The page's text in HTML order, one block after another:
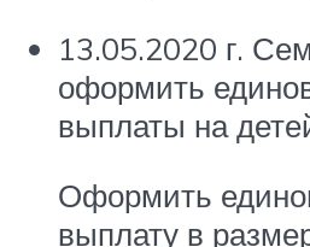
13.05.2020 г.
оформить
выплаты на
Оформить
выплату в